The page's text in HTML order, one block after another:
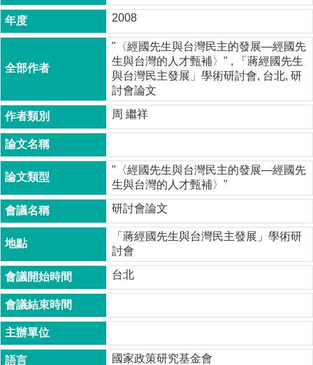
告
本
簡
本
所
成
員
博
班
碩
士
班
在
職
專
班
學
2008
"〈經國先生與台灣民主的發展—經國先
生與台灣的人才甄補〉" , 「蔣經國先生
與台灣民主發展」學術研討會, 台北, 研
討會論文
周 繼祥
"〈經國先生與台灣民主的發展—經國先
生與台灣的人才甄補〉"
研討會論文
「蔣經國先生與台灣民主發展」學術研
討會
台北
國家政策研究基金會